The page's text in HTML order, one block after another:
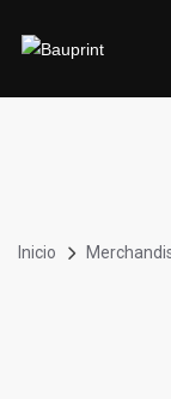
Inicio